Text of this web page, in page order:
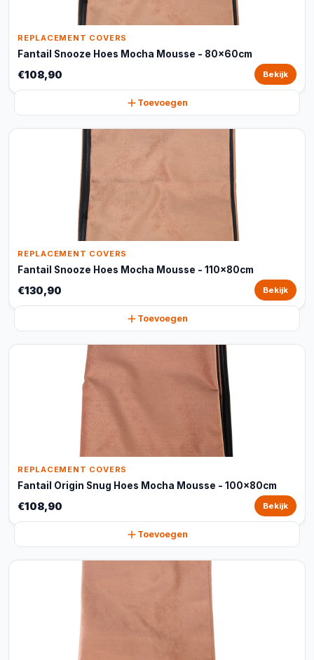
REPLACEMENT COVERS
Fantail Snooze Hoes Mocha Mousse - 80x60cm
€108,90 Bekijk
Toevoegen
REPLACEMENT COVERS
Fantail Snooze Hoes Mocha Mousse - 110x80cm
€130,90 Bekijk
Toevoegen
REPLACEMENT COVERS
Fantail Origin Snug Hoes Mocha Mousse - 100x80cm
€108,90 Bekijk
Toevoegen